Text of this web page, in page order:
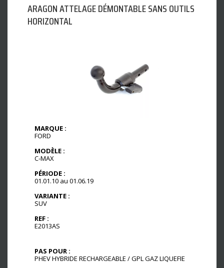
ARAGON ATTELAGE DÉMONTABLE SANS OUTILS
HORIZONTAL
MARQUE :
FORD
MODÈLE :
C-MAX
PÉRIODE :
01.01.10 au 01.06.19
VARIANTE :
SUV
REF :
E2013AS
PAS POUR :
PHEV HYBRIDE RECHARGEABLE / GPL GAZ LIQUEFIE